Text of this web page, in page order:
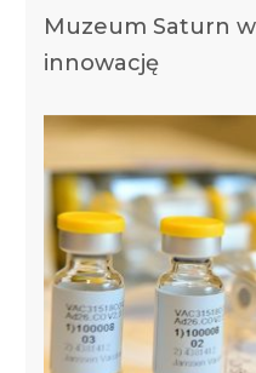
Muzeum Saturn
innowację